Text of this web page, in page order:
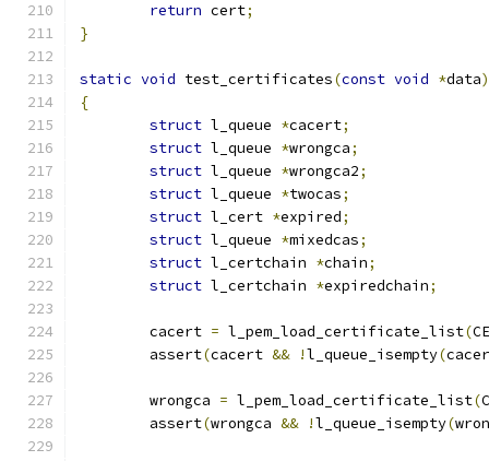
return cert;
}
static void test_certificates(const void *data)
{
struct l_queue *cacert;
struct l_queue *wrongca;
struct l_queue *wrongca2;
struct l_queue *twocas;
struct l_cert *expired;
struct l_queue *mixedcas;
struct l_certchain *chain;
struct l_certchain *expiredchain;
	cacert
= l_pem_load_certificate_list(
	assert
(cacert && !l_queue_isempty(
	wrongca
= l_pem_load_certificate_list(
	assert
(wrongca && !l_queue_isempty(